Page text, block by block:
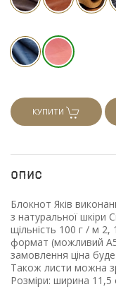
КУПИТИ
Опис
Блокнот Яків
з натуральної шкіри
щільність 100 г / м 2,
формат (можливий
замовлення ціна
Також листи можна
Розміри: ширина